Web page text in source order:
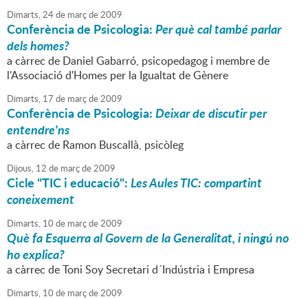
Dimarts,24de marçde2009
Conferència de Psicologia:Per què cal també parlar
dels homes?
a càrrec de Daniel Gabarró, psicopedagog i membre de
l'Associació d'Homes per la Igualtat de Gènere
Dimarts, 17 de marçde2009
Conferència de Psicologia:Deixar de discutir per
entendre'ns
a càrrec de Ramon Buscallà, psicòleg
Dijous, 12 de marçde2009
Cicle "TIC i educació":Les Aules TIC: compartint
coneixement
Dimarts, 10 de marçde2009
Què fa Esquerra al Govern de la Generalitat, i ningú no
ho explica?
a càrrec de Toni Soy Secretari d´Indústria i Empresa
Dimarts, 10 de marçde2009